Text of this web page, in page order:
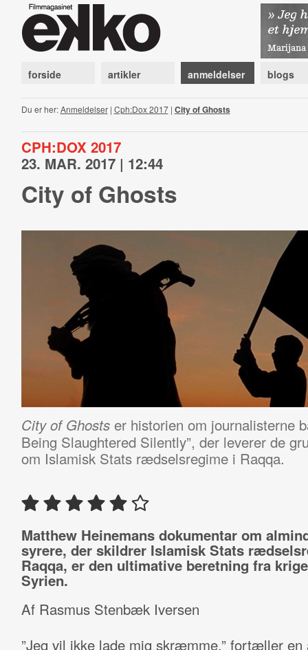
forside artikler anmeldelser blogs
Du er her:Anmeldelser| Cph:Dox 2017| City of Ghosts
CPH:DOX 2017
23. MAR. 2017 | 12:44
City of Ghosts
City of Ghostser historien om journalisterne
Being Slaughtered Silently”, der leverer de
om Islamisk Stats rædselsregime i Raqqa.
Matthew Heinemans dokumentar om
syrere, der skildrer Islamisk Stats
Raqqa, er den ultimative beretning fra
Syrien.
Af Rasmus Stenbæk Iversen
”Jeg vil ikke lade mig skræmme,” fortæller en